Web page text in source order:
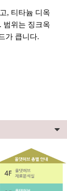
, 티타늄 디옥
범위는 징크옥
가 큽니다.